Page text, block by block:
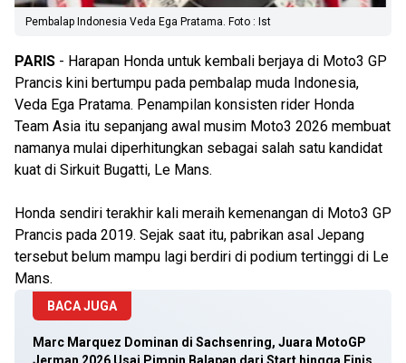
Pembalap Indonesia Veda Ega Pratama. Foto : Ist
PARIS - Harapan Honda untuk kembali berjaya di Moto3 GP
Prancis kini bertumpu pada pembalap muda Indonesia,
Veda Ega Pratama. Penampilan konsisten rider Honda
Team Asia itu sepanjang awal musim Moto3 2026 membuat
namanya mulai diperhitungkan sebagai salah satu kandidat
kuat di Sirkuit Bugatti, Le Mans.
Honda sendiri terakhir kali meraih kemenangan di Moto3 GP
Prancis pada 2019. Sejak saat itu, pabrikan asal Jepang
tersebut belum mampu lagi berdiri di podium tertinggi di Le
Mans.
BACA JUGA
Marc Marquez Dominan di Sachsenring, Juara MotoGP